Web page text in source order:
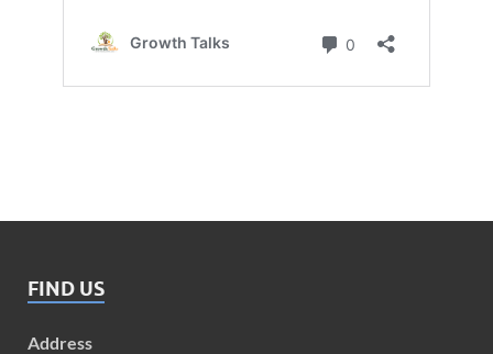
FIND US
Address